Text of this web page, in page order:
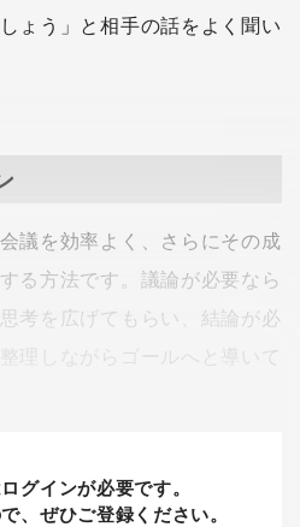
ょう」と相手の話をよく聞い
議を効率よく、さらにその成
る方法です。議論が必要なら
考を広げてもらい、結論が必
理しながらゴールへと導いて
グインが必要です。
、ぜひご登録ください。